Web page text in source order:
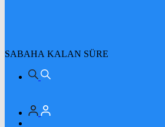
SABAHA KALAN SÜRE